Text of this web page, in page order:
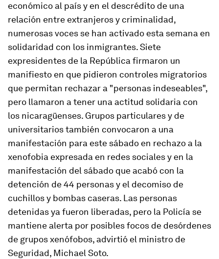
económico al país y en el descrédito de una
relación entre extranjeros y criminalidad,
numerosas voces se han activado esta semana en
solidaridad con los inmigrantes. Siete
expresidentes de la República firmaron un
manifiesto en que pidieron controles migratorios
que permitan rechazar a "personas indeseables",
pero llamaron a tener una actitud solidaria con
los nicaragüenses. Grupos particulares y de
universitarios también convocaron a una
manifestación para este sábado en rechazo a la
xenofobia expresada en redes sociales y en la
manifestación del sábado que acabó con la
detención de 44 personas y el decomiso de
cuchillos y bombas caseras. Las personas
detenidas ya fueron liberadas, pero la Policía se
mantiene alerta por posibles focos de desórdenes
de grupos xenófobos, advirtió el ministro de
Seguridad, Michael Soto.